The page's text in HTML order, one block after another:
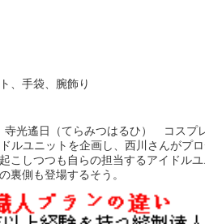
、手袋、腕飾り
日（てらみつはるひ） コスプレ
ユニットを企画し、西川さんがプ
こしつつも自らの担当するアイド
裏側も登場するそう。